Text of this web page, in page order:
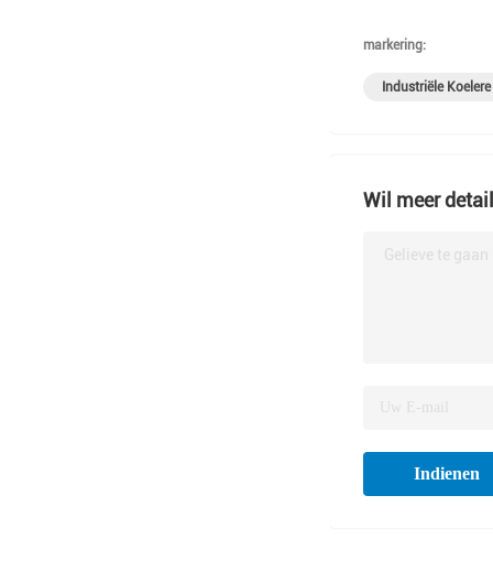
markering:
Industriële
Wil meer
Gelieve te
Indienen